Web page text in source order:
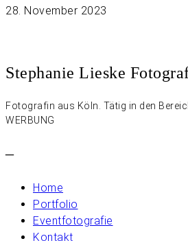
28. November 2023
Stephanie Lieske
Fotografin aus Köln. Tätig in den
WERBUNG
–
Home
Portfolio
Eventfotografie
Kontakt